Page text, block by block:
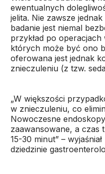
ewentualnych
jelita. Nie zawsze
badanie jest niemal
przykład po
których może być ono
oferowana jest jednak
znieczuleniu (z tzw.
„W większości
w znieczuleniu, co
Nowoczesne
zaawansowane, a czas
15-30 minut” –
dziedzinie